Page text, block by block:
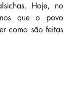
Hoje, no
que o povo
como são feitas